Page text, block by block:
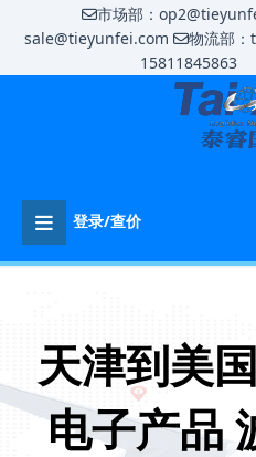
市场部：
sale@tieyunfei.com
物流部
登录/查价
天津到美
电子产品